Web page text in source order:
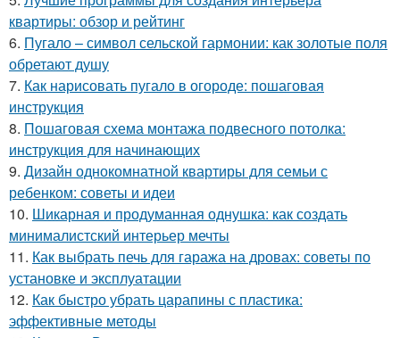
квартиры: обзор и рейтинг
6. Пугало – символ сельской гармонии: как золотые поля
обретают душу
7. Как нарисовать пугало в огороде: пошаговая
инструкция
8. Пошаговая схема монтажа подвесного потолка:
инструкция для начинающих
9. Дизайн однокомнатной квартиры для семьи с
ребенком: советы и идеи
10. Шикарная и продуманная однушка: как создать
минималистский интерьер мечты
11. Как выбрать печь для гаража на дровах: советы по
установке и эксплуатации
12. Как быстро убрать царапины с пластика:
эффективные методы